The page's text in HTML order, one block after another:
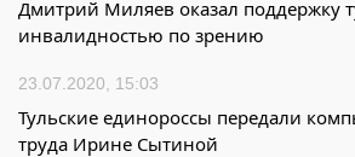
Дмитрий Миляев оказал поддержку
инвалидностью по зрению
23.07.2020, 15:03
Тульские единороссы передали
труда Ирине Сытиной